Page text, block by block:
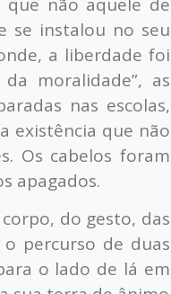
se instalou no seu
a liberdade foi
moralidade”, as
nas escolas,
existência que não
Os cabelos foram
apagados.
do gesto, das
percurso de duas
o lado de lá em